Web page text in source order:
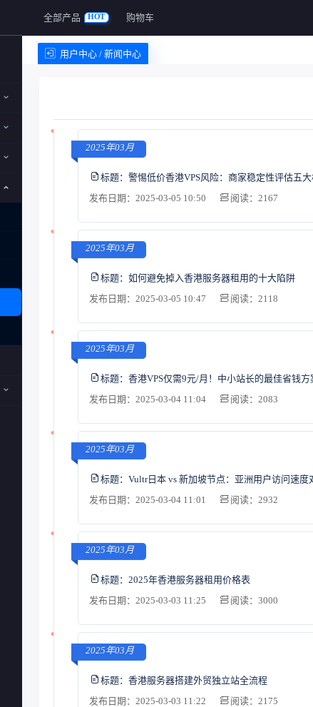
全部产品 HOT 购物车
用户中心 / 新闻中心
2025年03月
标题： 警惕低价香港VPS风险：商家稳定性评估五
发布日期：2025-03-05 10:50
阅读：2167
2025年03月
标题： 如何避免掉入香港服务器租用的十大陷阱
发布日期：2025-03-05 10:47
阅读：2118
2025年03月
标题： 香港VPS仅需9元/月！中小站长的最佳省钱方
发布日期：2025-03-04 11:04
阅读：2083
2025年03月
标题： Vultr日本 vs 新加坡节点：亚洲用户访问速度
发布日期：2025-03-04 11:01
阅读：2932
2025年03月
标题： 2025年香港服务器租用价格表
发布日期：2025-03-03 11:25
阅读：3000
2025年03月
标题： 香港服务器搭建外贸独立站全流程
发布日期：2025-03-03 11:22
阅读：2175